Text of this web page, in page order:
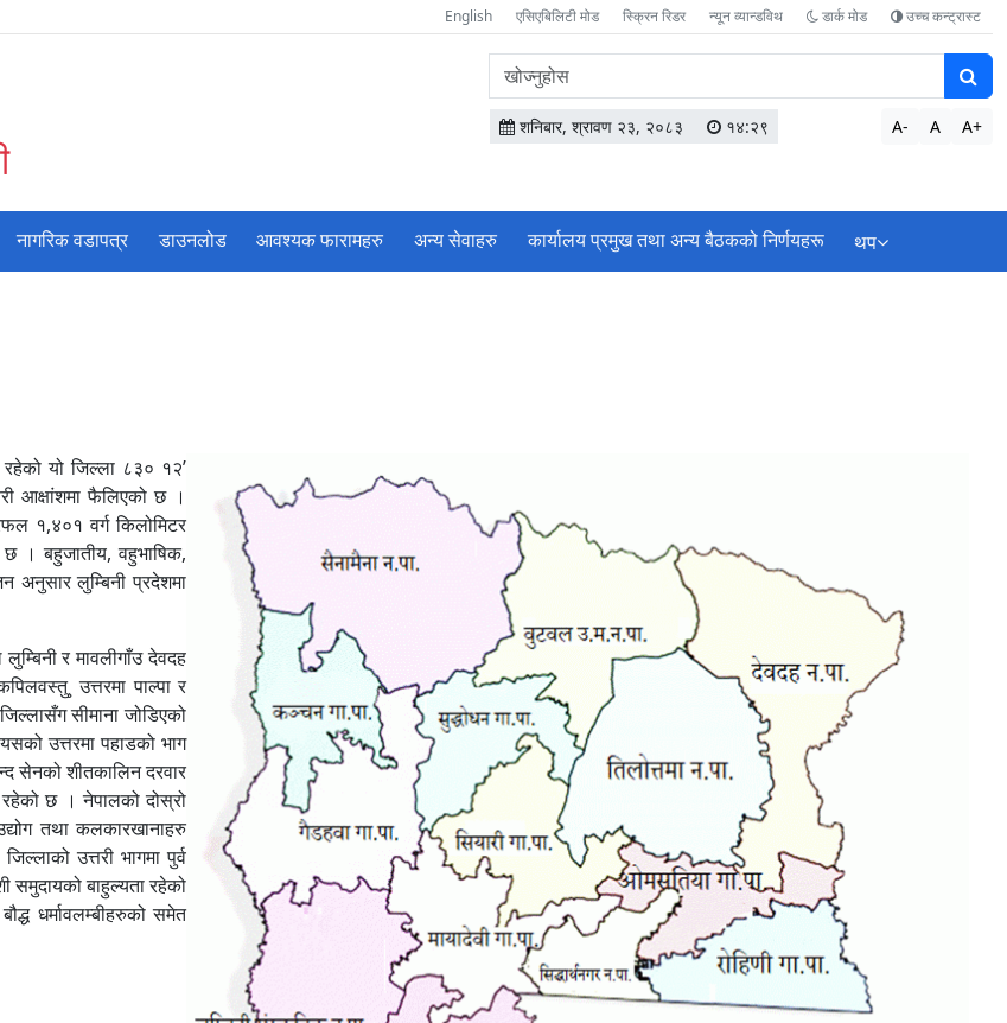
English एसिएबिलिटी मोड स्क्रिन रिडर न्यून व्यान्डविथ डार्क मोड उच्च कन्ट्रास्ट
वेबसाइटमा
सामग्री
खोज्नुहोस
शनिबार, श्रावण २३, २०८३ १४:२९ A- A A+
नागरिक वडापत्र डाउनलोड आवश्यक फारामहरु अन्य सेवाहरु कार्यालय प्रमुख तथा अन्य बैठकको निर्णयहरू थप
यो जिल्ला ८३० १२’
आक्षांशमा फैलिएको छ ।
१,४०१ वर्ग किलोमिटर
। बहुजातीय, वहुभाषिक,
अनुसार लुम्बिनी प्रदेशमा
र मावलीगाँउ देवदह
उत्तरमा पाल्पा र
सीमाना जोडिएको
उत्तरमा पहाडको भाग
सेनको शीतकालिन दरवार
छ । नेपालको दोस्रो
तथा कलकारखानाहरु
उत्तरी भागमा पुर्व
समुदायको बाहुल्यता रहेको
धर्मावलम्बीहरुको समेत